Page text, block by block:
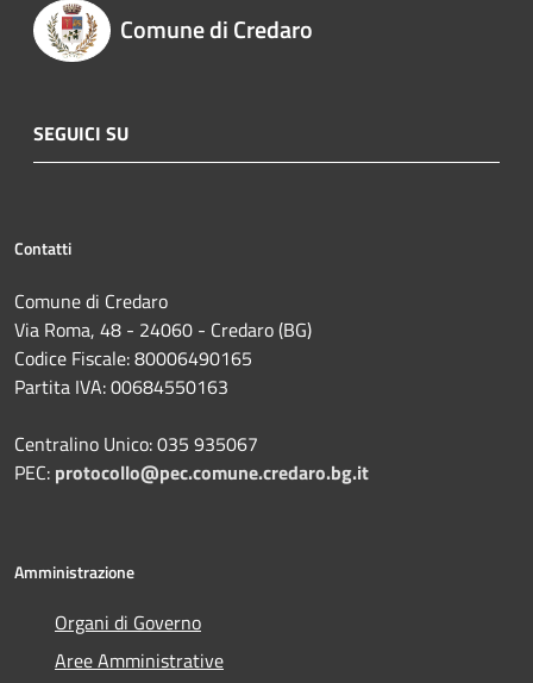
Comune di Credaro
SEGUICI SU
Contatti
Comune di Credaro
Via Roma, 48 - 24060 - Credaro (BG)
Codice Fiscale: 80006490165
Partita IVA: 00684550163
Centralino Unico: 035 935067
PEC: protocollo@pec.comune.credaro.bg.it
Amministrazione
Organi di Governo
Aree Amministrative